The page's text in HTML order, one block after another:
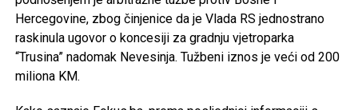
Hercegovine, zbog činjenice da je Vlada RS jednostrano
raskinula ugovor o koncesiji za gradnju vjetroparka
“Trusina” nadomak Nevesinja. Tužbeni iznos je veći od 200
miliona KM.